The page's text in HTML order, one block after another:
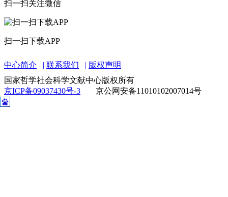
扫一扫关注微信
扫一扫下载APP
中心简介 联系我们
版权声明
国家哲学社会科学文献中心版权所有
京ICP备09037430号-3
京公网安备11010102007014号